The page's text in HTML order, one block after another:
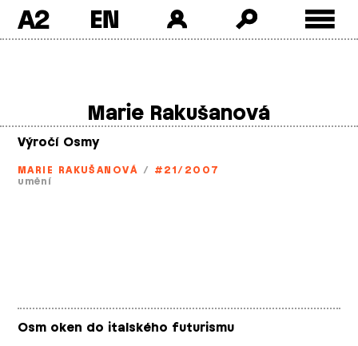
A2
Marie Rakušanová
Výročí Osmy
MARIE RAKUŠANOVÁ / #21/2007
umění
Osm oken do italského futurismu